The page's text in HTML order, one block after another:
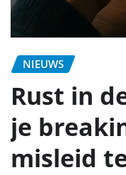
NIEUWS
Rust in
je
misleid